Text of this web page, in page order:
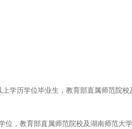
学历学位毕业生，教育部直属师范院
，教育部直属师范院校及湖南师范